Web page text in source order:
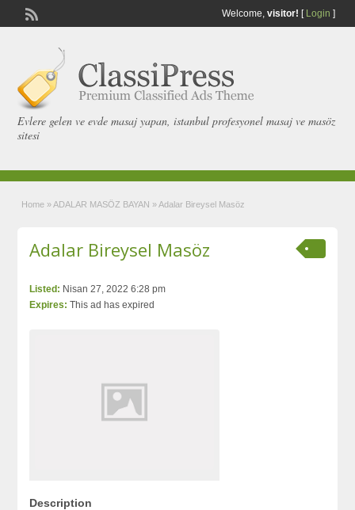
Welcome, visitor! [ Login ]
Evlere gelen ve evde masaj yapan, istanbul profesyonel masaj ve masöz
sitesi
Home » ADALAR MASÖZ BAYAN » Adalar Bireysel Masöz
Adalar Bireysel Masöz
Listed: Nisan 27, 2022 6:28 pm
Expires: This ad has expired
Description